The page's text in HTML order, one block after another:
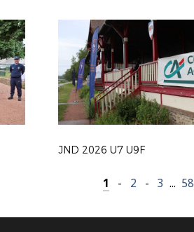
JND 2026 U7 U9F
1 - 2 - 3 ... 58